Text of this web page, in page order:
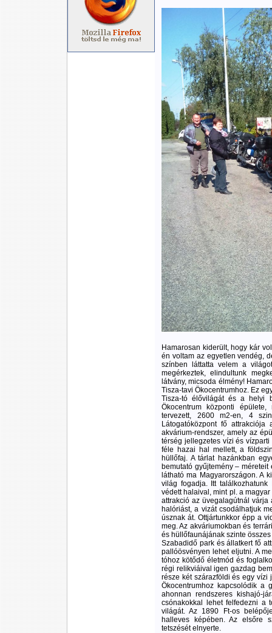
Hamarosan kiderült, hogy kár
én voltam az egyetlen vendég,
színben láttatta velem a
megérkeztek, elindultunk
látvány, micsoda élmény!
Tisza-tavi Ökocentrumhoz. Ez
Tisza-tó élővilágát és a helyi
Ökocentrum központi
tervezett, 2600 m2-en, 4
Látogatóközpont fő
akvárium-rendszer, amely az
térség jellegzetes vízi és
féle hazai hal mellett, a
hüllőfaj. A tárlat hazánkban
bemutató gyűjtemény –
látható ma Magyarországon. A
világ fogadja. Itt
védett halaival, mint pl. a
attrakció az üvegalagútnál
halóriást, a vizát csodálhatjuk
úsznak át. Ottjártunkkor épp a
meg. Az akváriumokban és
és hüllőfaunájának szinte
Szabadidő park és állatkert fő
pallóösvényen lehet eljutni. A
tóhoz kötődő életmód és
régi relikviáival igen gazdag
része két szárazföldi és egy vízi
Ökocentrumhoz kapcsolódik a
ahonnan rendszeres kishajó-
csónakokkal lehet felfedezni a
világát. Az 1890 Ft-os
halleves képében. Az elsőre
tetszését elnyerte.